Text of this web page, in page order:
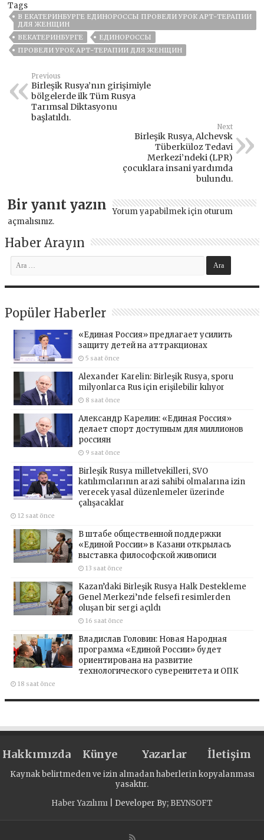
Tags
В ЕКАТЕРИНБУРГЕ ЕДИНОРОССЫ ПРОВЕЛИ УРОК АРТ-ТЕРАПИИ
ДЛЯ ЖЕНЩИН
ВЕКАТЕРИНБУРГЕ
ЕДИНОРОССЫ
ПРОВЕЛИ УРОК АРТ-ТЕРАПИИ ДЛЯ ЖЕНЩИН
Previous
Birleşik Rusya’nın girişimiyle
bölgelerde ilk Tüm Rusya
Tarımsal Diktasyonu
başlatıldı.
Next
Birleşik Rusya, Alchevsk
Tüberküloz Tedavi
Merkezi’ndeki (LPR)
çocuklara insani yardımda
bulundu.
Bir yanıt yazın Yorum yapabilmek için oturum
açmalısınız.
Haber Arayın
Popüler Haberler
«Единая Россия» предлагает усилить
защиту детей на аттракционах
5 saat önce
Alexander Karelin: Birleşik Rusya, sporu
milyonlarca Rus için erişilebilir kılıyor
8 saat önce
Александр Карелин: «Единая Россия»
делает спорт доступным для миллионов
россиян
9 saat önce
Birleşik Rusya milletvekilleri, SVO
katılımcılarının arazi sahibi olmalarına izin
verecek yasal düzenlemeler üzerinde
çalışacaklar
12 saat önce
В штабе общественной поддержки
«Единой России» в Казани открылась
выставка философской живописи
13 saat önce
Kazan’daki Birleşik Rusya Halk Destekleme
Genel Merkezi’nde felsefi resimlerden
oluşan bir sergi açıldı
16 saat önce
Владислав Головин: Новая Народная
программа «Единой России» будет
ориентирована на развитие
технологического суверенитета и ОПК
18 saat önce
Hakkımızda Künye Yazarlar İletişim
Kaynak belirtmeden ve izin almadan haberlerin kopyalanması
yasaktır.
Haber Yazılımı | Developer By; BEYNSOFT